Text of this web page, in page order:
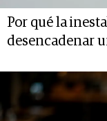
Por qué la
desencadenar